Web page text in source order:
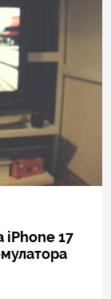
iPhone 17